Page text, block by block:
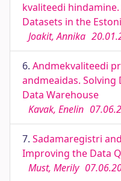
kvaliteedi
Datasets in the
Joakit, Annika
6. Andmekvaliteedi
andmeaidas. Solving
Data Warehouse
Kavak, Enelin
7. Sadamaregistri
Improving the Data
Must, Merily